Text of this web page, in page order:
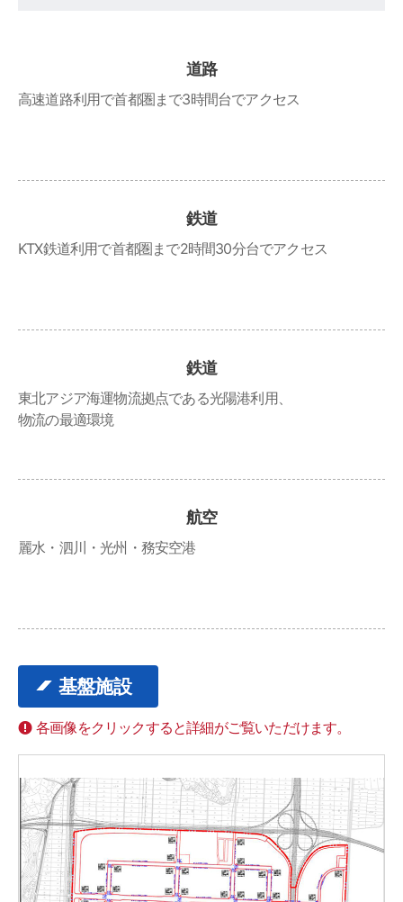
道路
高速道路利用で首都圏まで3時間台でアクセス
鉄道
KTX鉄道利用で首都圏まで2時間30分台でアクセス
鉄道
東北アジア海運物流拠点である光陽港利用、
物流の最適環境
航空
麗水・泗川・光州・務安空港
基盤施設
各画像をクリックすると詳細がご覧いただけます。